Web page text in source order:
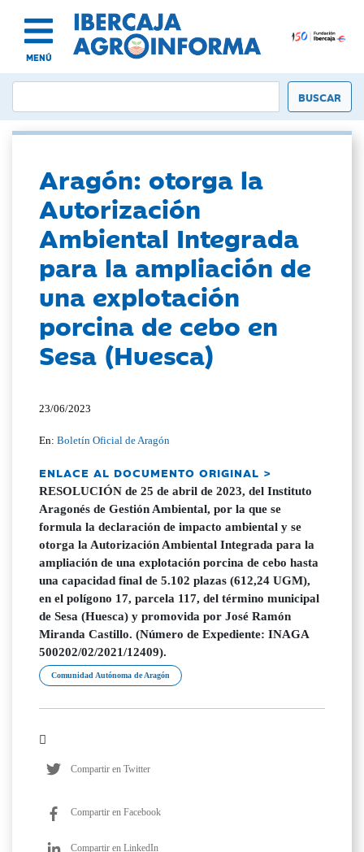
MENÚ
Aragón: otorga la
Autorización
Ambiental Integrada
para la ampliación de
una explotación
porcina de cebo en
Sesa (Huesca)
23/06/2023
En:Boletín Oficial de Aragón
ENLACE AL DOCUMENTO ORIGINAL >
RESOLUCIÓN de 25 de abril de 2023, del Instituto
Aragonés de Gestión Ambiental, por la que se
formula la declaración de impacto ambiental y se
otorga la Autorización Ambiental Integrada para la
ampliación de una explotación porcina de cebo hasta
una capacidad final de 5.102 plazas (612,24 UGM),
en el polígono 17, parcela 117, del término municipal
de Sesa (Huesca) y promovida por José Ramón
Miranda Castillo. (Número de Expediente: INAGA
500202/02/2021/12409).
Comunidad Autónoma de Aragón
Compartir en Twitter
Compartir en Facebook
Compartir en LinkedIn